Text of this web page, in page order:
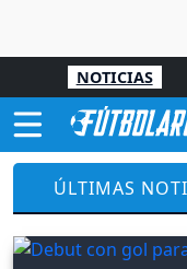
NOTICIAS
ÚLTIMAS